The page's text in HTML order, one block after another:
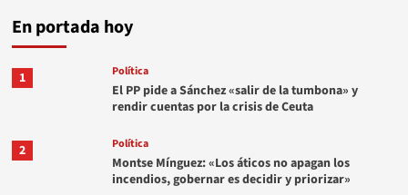
En portada hoy
1 Política
El PP pide a Sánchez «salir de la tumbona» y
rendir cuentas por la crisis de Ceuta
2 Política
Montse Mínguez: «Los áticos no apagan los
incendios, gobernar es decidir y priorizar»